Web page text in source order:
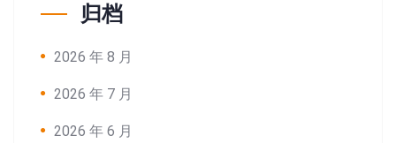
归档
2026 年 8 月
2026 年 7 月
2026 年 6 月